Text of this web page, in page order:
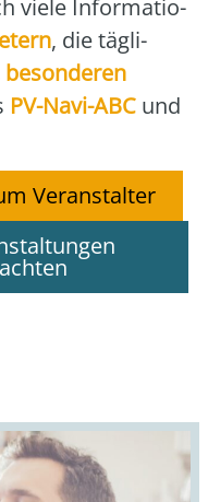
vie­le Infor­ma­tio­
, die täg­li­
beson­de­ren
PV-Navi-ABC und
Veranstalter